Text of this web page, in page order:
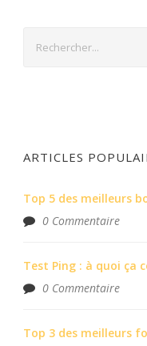
ARTICLES
Top 5 des meilleurs
0 Commentaire
Test Ping : à quoi ça
0 Commentaire
Top 3 des meilleurs